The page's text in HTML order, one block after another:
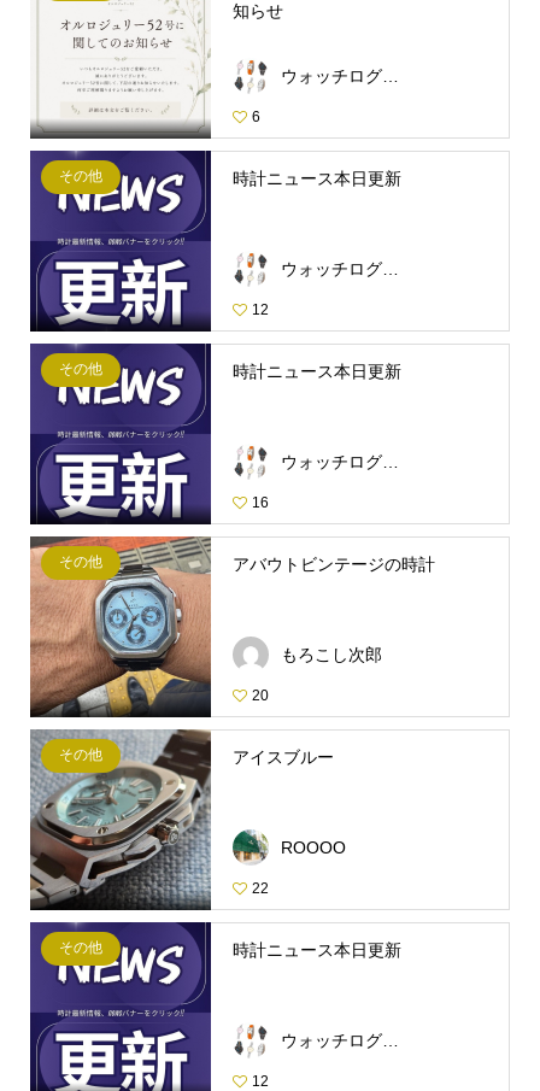
知らせ
ウォッチログ・スタッフ
6
その他 時計ニュース本日更新
ウォッチログ・スタッフ
12
その他 時計ニュース本日更新
ウォッチログ・スタッフ
16
その他 アバウトビンテージの時計
もろこし次郎
20
その他 アイスブルー
ROOOO
22
その他 時計ニュース本日更新
ウォッチログ・スタッフ
12